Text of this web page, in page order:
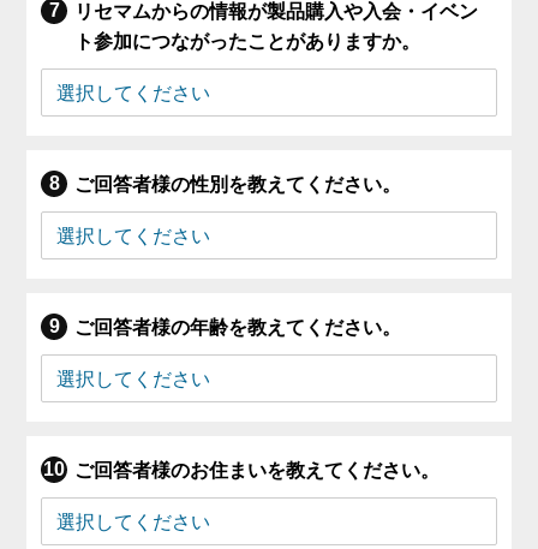
リセマムからの情報が製品購入や入会・イベン
ト参加につながったことがありますか。
ご回答者様の性別を教えてください。
ご回答者様の年齢を教えてください。
ご回答者様のお住まいを教えてください。